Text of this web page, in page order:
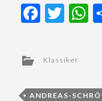
Klassiker
ANDREAS-